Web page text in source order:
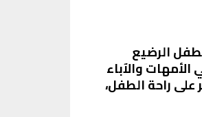
الرضيع
والآباء
راحة الطفل،